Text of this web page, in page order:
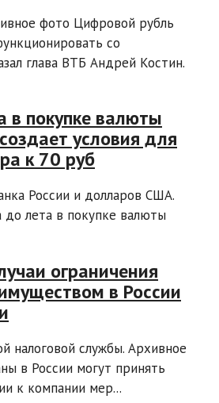
фото Цифровой рубль
со
глава ВТБ Андрей Костин.
в покупке валюты
условия для
к 70 руб
России и долларов США.
лета в покупке валюты
ограничения
в России
налоговой службы. Архивное
в России могут принять
к компании мер...